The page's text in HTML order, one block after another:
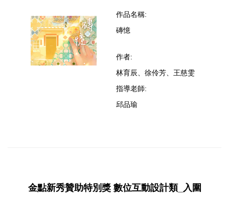
作品名稱:
磚憶
作者:
林育辰、徐伶芳、王慈雯
指導老師:
邱品瑜
金點新秀贊助特別獎 數位互動設計類_入圍